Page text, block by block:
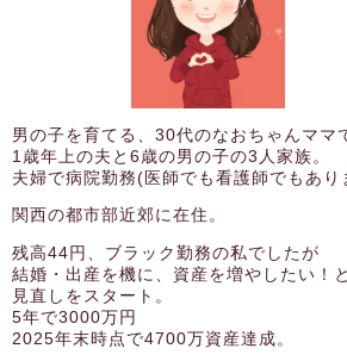
男の子を育てる、30代のなおちゃんママ
1歳年上の夫と6歳の男の子の3人家族。
夫婦で病院勤務(医師でも看護師でもあり
関西の都市部近郊に在住。
残高44円、ブラック勤務の私でしたが
結婚・出産を機に、資産を増やしたい！
見直しをスタート。
5年で3000万円
2025年末時点で4700万資産達成。